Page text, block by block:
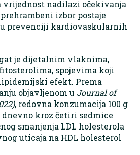
nadilazi očekivanja
izbor postaje
prevenciji kardiovaskularnih
je dijetalnim vlaknima,
spojevima koji
efekt. Prema
objavljenom u Journal of
, redovna konzumacija 100 g
kroz četiri sedmice
smanjenja LDL holesterola
uticaja na HDL holesterol